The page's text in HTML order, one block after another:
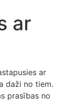
ar
ar
daži no tiem.
prasības no